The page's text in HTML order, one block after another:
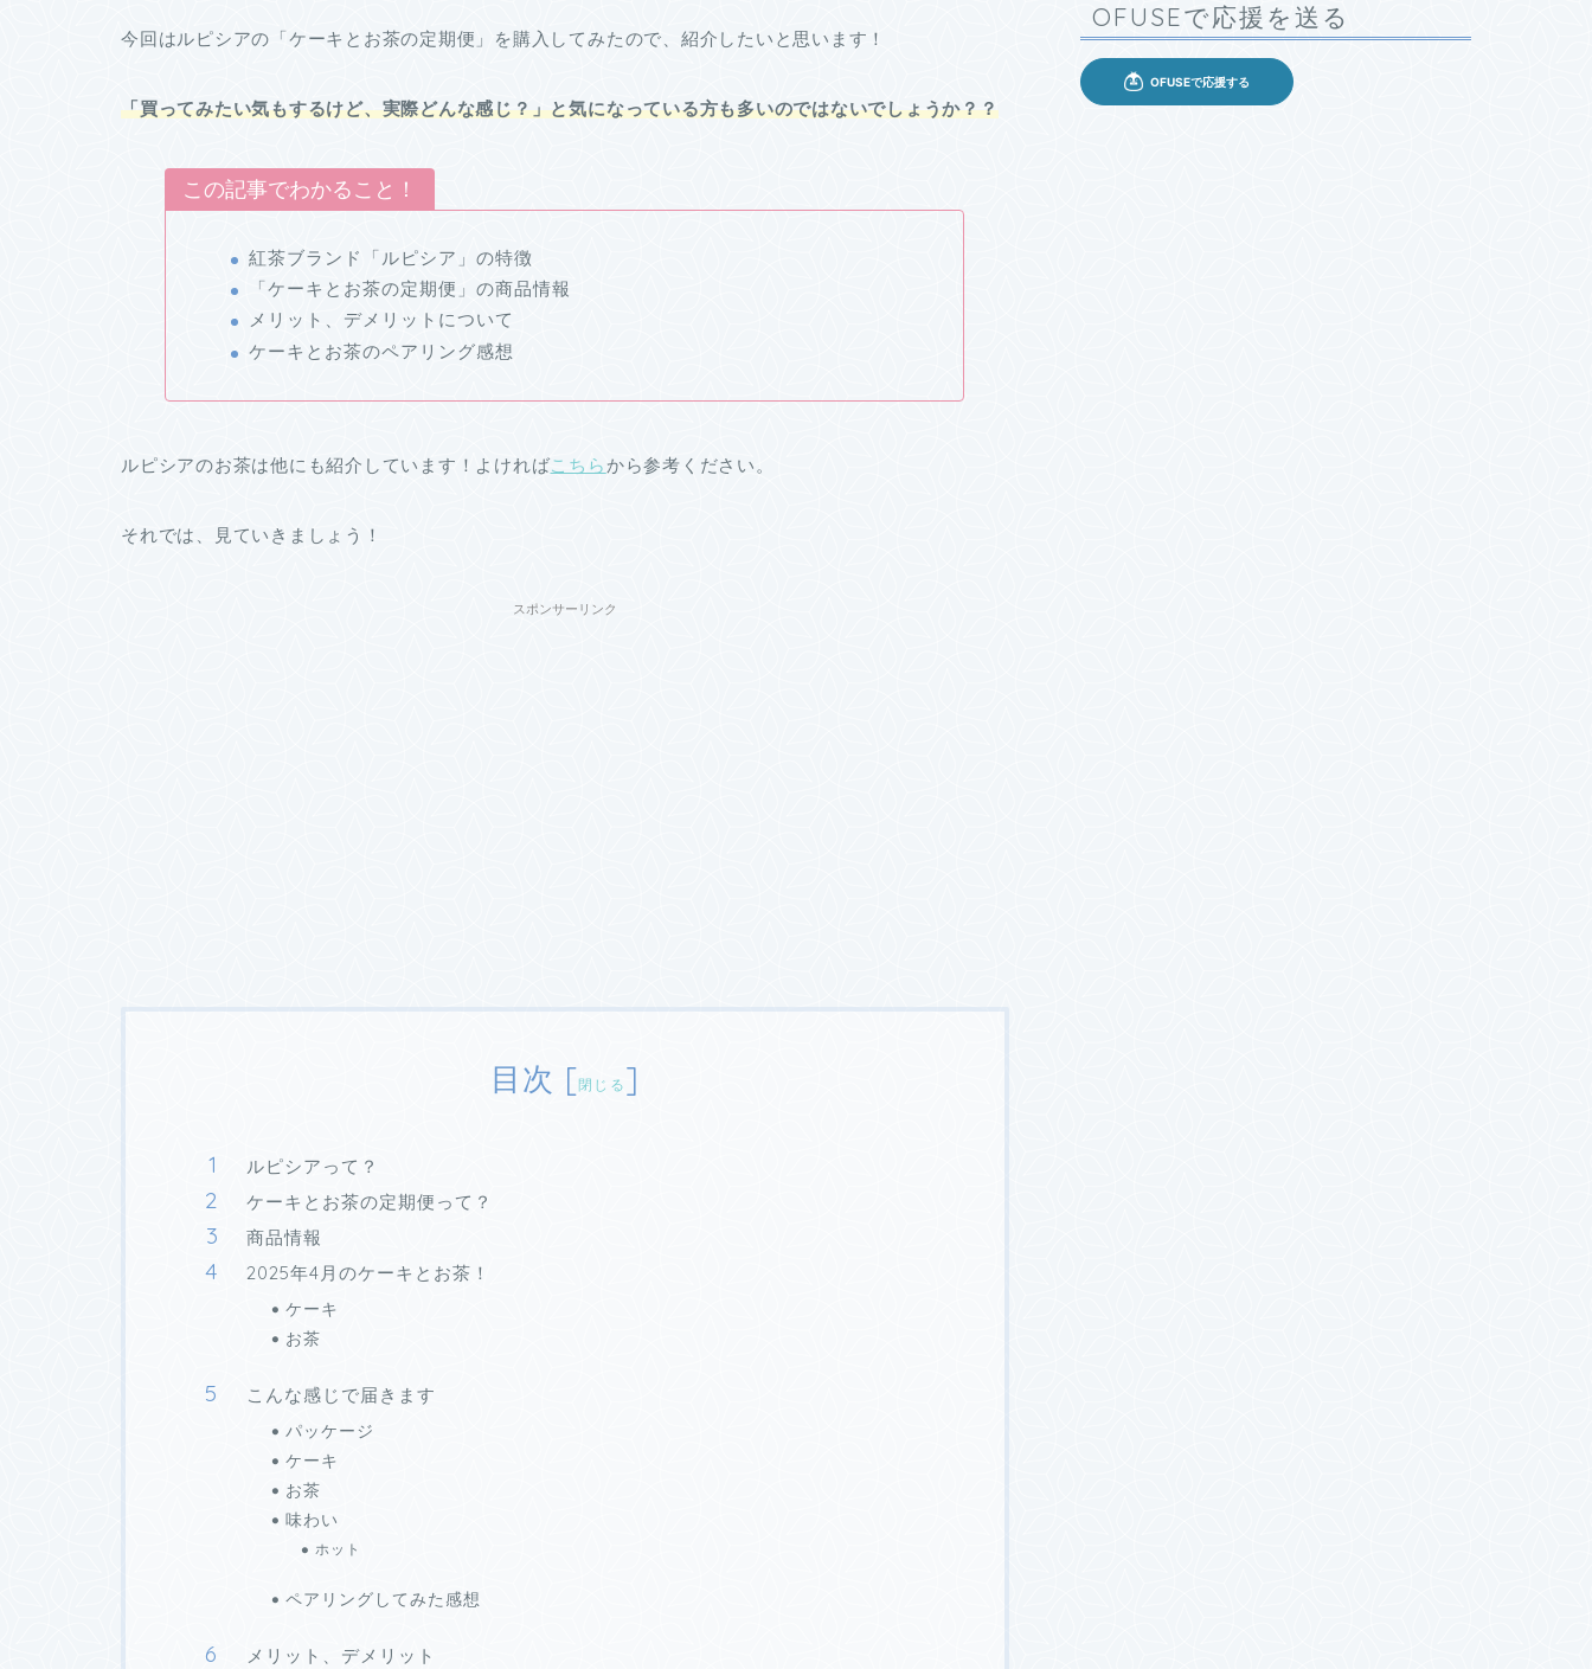
今回はルピシアの「ケーキとお茶の定期便」を購入してみたので、紹介したいと思います！
「買ってみたい気もするけど、実際どんな感じ？」と気になっている方も多いのではないでしょうか？？
この記事でわかること！
紅茶ブランド「ルピシア」の特徴
「ケーキとお茶の定期便」の商品情報
メリット、デメリットについて
ケーキとお茶のペアリング感想
ルピシアのお茶は他にも紹介しています！よければこちらから参考ください。
それでは、見ていきましょう！
スポンサーリンク
目次 [閉じる ]
ルピシアって？
ケーキとお茶の定期便って？
商品情報
2025年4月のケーキとお茶！
ケーキ
お茶
こんな感じで届きます
パッケージ
ケーキ
お茶
味わい
ホット
ペアリングしてみた感想
メリット、デメリット
OFUSEで応援を送る